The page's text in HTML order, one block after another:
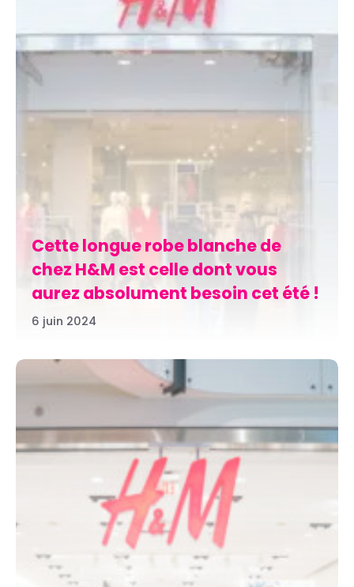
Cette longue robe blanche de
chez H&M est celle dont vous
aurez absolument besoin cet été !
6 juin 2024